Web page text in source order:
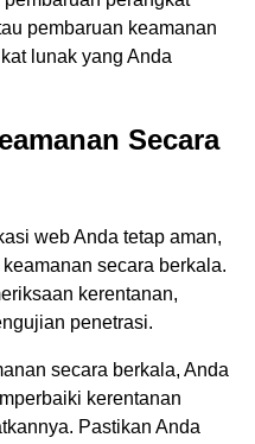
pembaruan keamanan
lunak yang Anda
Secara
web Anda tetap aman,
secara berkala.
kerentanan,
penetrasi.
secara berkala, Anda
kerentanan
Pastikan Anda